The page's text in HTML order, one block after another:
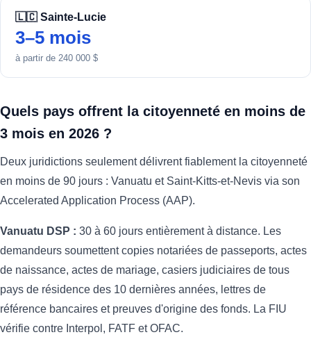
🇱🇨 Sainte-Lucie
3–5 mois
à partir de 240 000 $
Quels pays offrent la citoyenneté en moins de
3 mois en 2026 ?
Deux juridictions seulement délivrent fiablement la citoyenneté
en moins de 90 jours : Vanuatu et Saint-Kitts-et-Nevis via son
Accelerated Application Process (AAP).
Vanuatu DSP : 30 à 60 jours entièrement à distance. Les
demandeurs soumettent copies notariées de passeports, actes
de naissance, actes de mariage, casiers judiciaires de tous
pays de résidence des 10 dernières années, lettres de
référence bancaires et preuves d'origine des fonds. La FIU
vérifie contre Interpol, FATF et OFAC.